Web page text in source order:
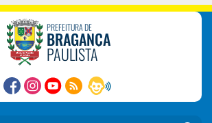
PREFEITURA DE
BRAGANÇA
PAULISTA